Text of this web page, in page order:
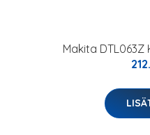
Makita DTL063Z